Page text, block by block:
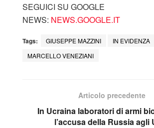
SEGUICI SU GOOGLE
NEWS: NEWS.GOOGLE.IT
Tags: GIUSEPPE MAZZINI
IN EVIDENZA
MARCELLO VENEZIANI
Articolo precedente
In Ucraina laboratori di armi
l’accusa della Russia agli